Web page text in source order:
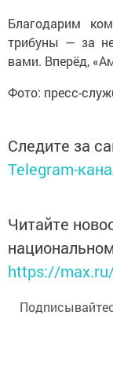
Благодарим
трибуны — за
вами. Вперёд,
Фото: пресс-
Следите за
Telegram-
Читайте
https://